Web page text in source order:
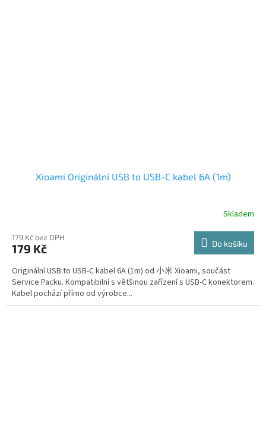
Xioami Originální USB to USB-C kabel 6A (1m)
Skladem
179 Kč bez DPH
179 Kč Do košíku
Originální USB to USB-C kabel 6A (1m) od 小米 Xioami, součást
Service Packu. Kompatibilní s většinou zařízení s USB-C konektorem.
Kabel pochází přímo od výrobce...